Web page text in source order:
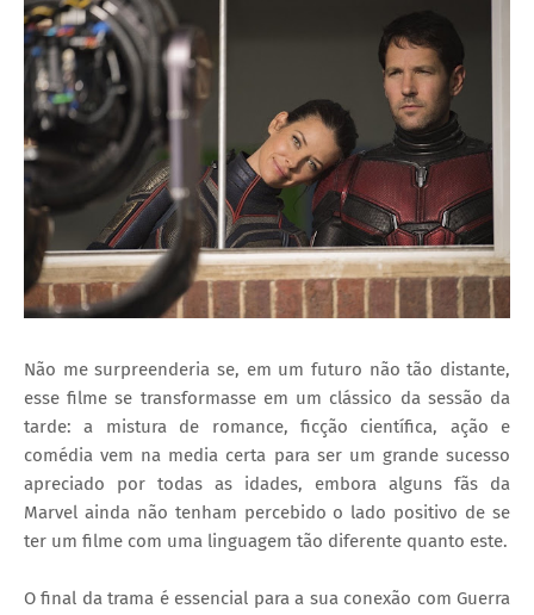
Não me surpreenderia se, em um futuro não tão distante,
esse filme se transformasse em um clássico da sessão da
tarde: a mistura de romance, ficção científica, ação e
comédia vem na media certa para ser um grande sucesso
apreciado por todas as idades, embora alguns fãs da
Marvel ainda não tenham percebido o lado positivo de se
ter um filme com uma linguagem tão diferente quanto este.
O final da trama é essencial para a sua conexão com Guerra